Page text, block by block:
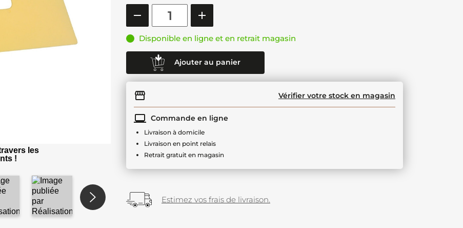
les
!
Disponible en ligne et en retrait magasin
Ajouter au panier
Vérifier votre stock en magasin
Commande en ligne
Livraison à domicile
Livraison en point relais
Retrait gratuit en magasin
Estimez vos frais de livraison.